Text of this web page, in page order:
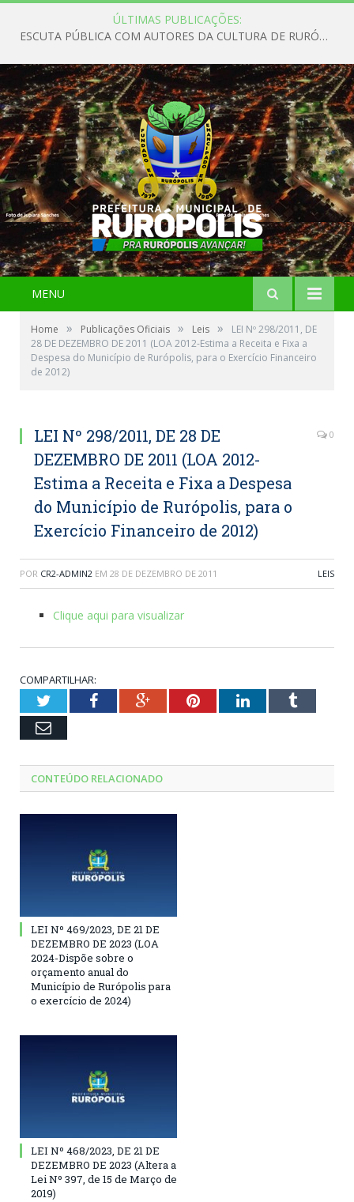
ÚLTIMAS PUBLICAÇÕES:
ESCUTA PÚBLICA COM AUTORES DA CULTURA DE RURÓPOLIS
MENU
Home » Publicações Oficiais » Leis »
LEI Nº 298/2011, DE
28 DE DEZEMBRO DE 2011 (LOA 2012-Estima a Receita e Fixa a
Despesa do Município de Rurópolis, para o Exercício Financeiro
de 2012)
LEI Nº 298/2011, DE 28 DE
DEZEMBRO DE 2011 (LOA 2012-
Estima a Receita e Fixa a Despesa
do Município de Rurópolis, para o
Exercício Financeiro de 2012)
0
POR CR2-ADMIN2 EM 28 DE DEZEMBRO DE 2011 LEIS
Clique aqui para visualizar
COMPARTILHAR:
TwitterFacebookGoogle+PinterestLinkedInTumblr
Email
CONTEÚDO RELACIONADO
LEI Nº 469/2023, DE 21 DE
DEZEMBRO DE 2023 (LOA
2024-Dispõe sobre o
orçamento anual do
Município de Rurópolis para
o exercício de 2024)
LEI Nº 468/2023, DE 21 DE
DEZEMBRO DE 2023 (Altera a
Lei Nº 397, de 15 de Março de
2019)